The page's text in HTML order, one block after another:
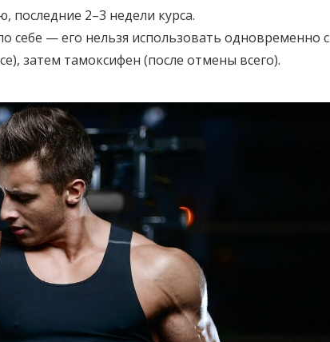
последние 2–3 недели курса.
себе — его нельзя использовать одновременно с
затем тамоксифен (после отмены всего).